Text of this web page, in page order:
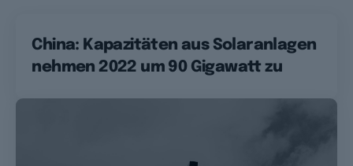
China: Kapazitäten aus Solaranlagen
nehmen 2022 um 90 Gigawatt zu